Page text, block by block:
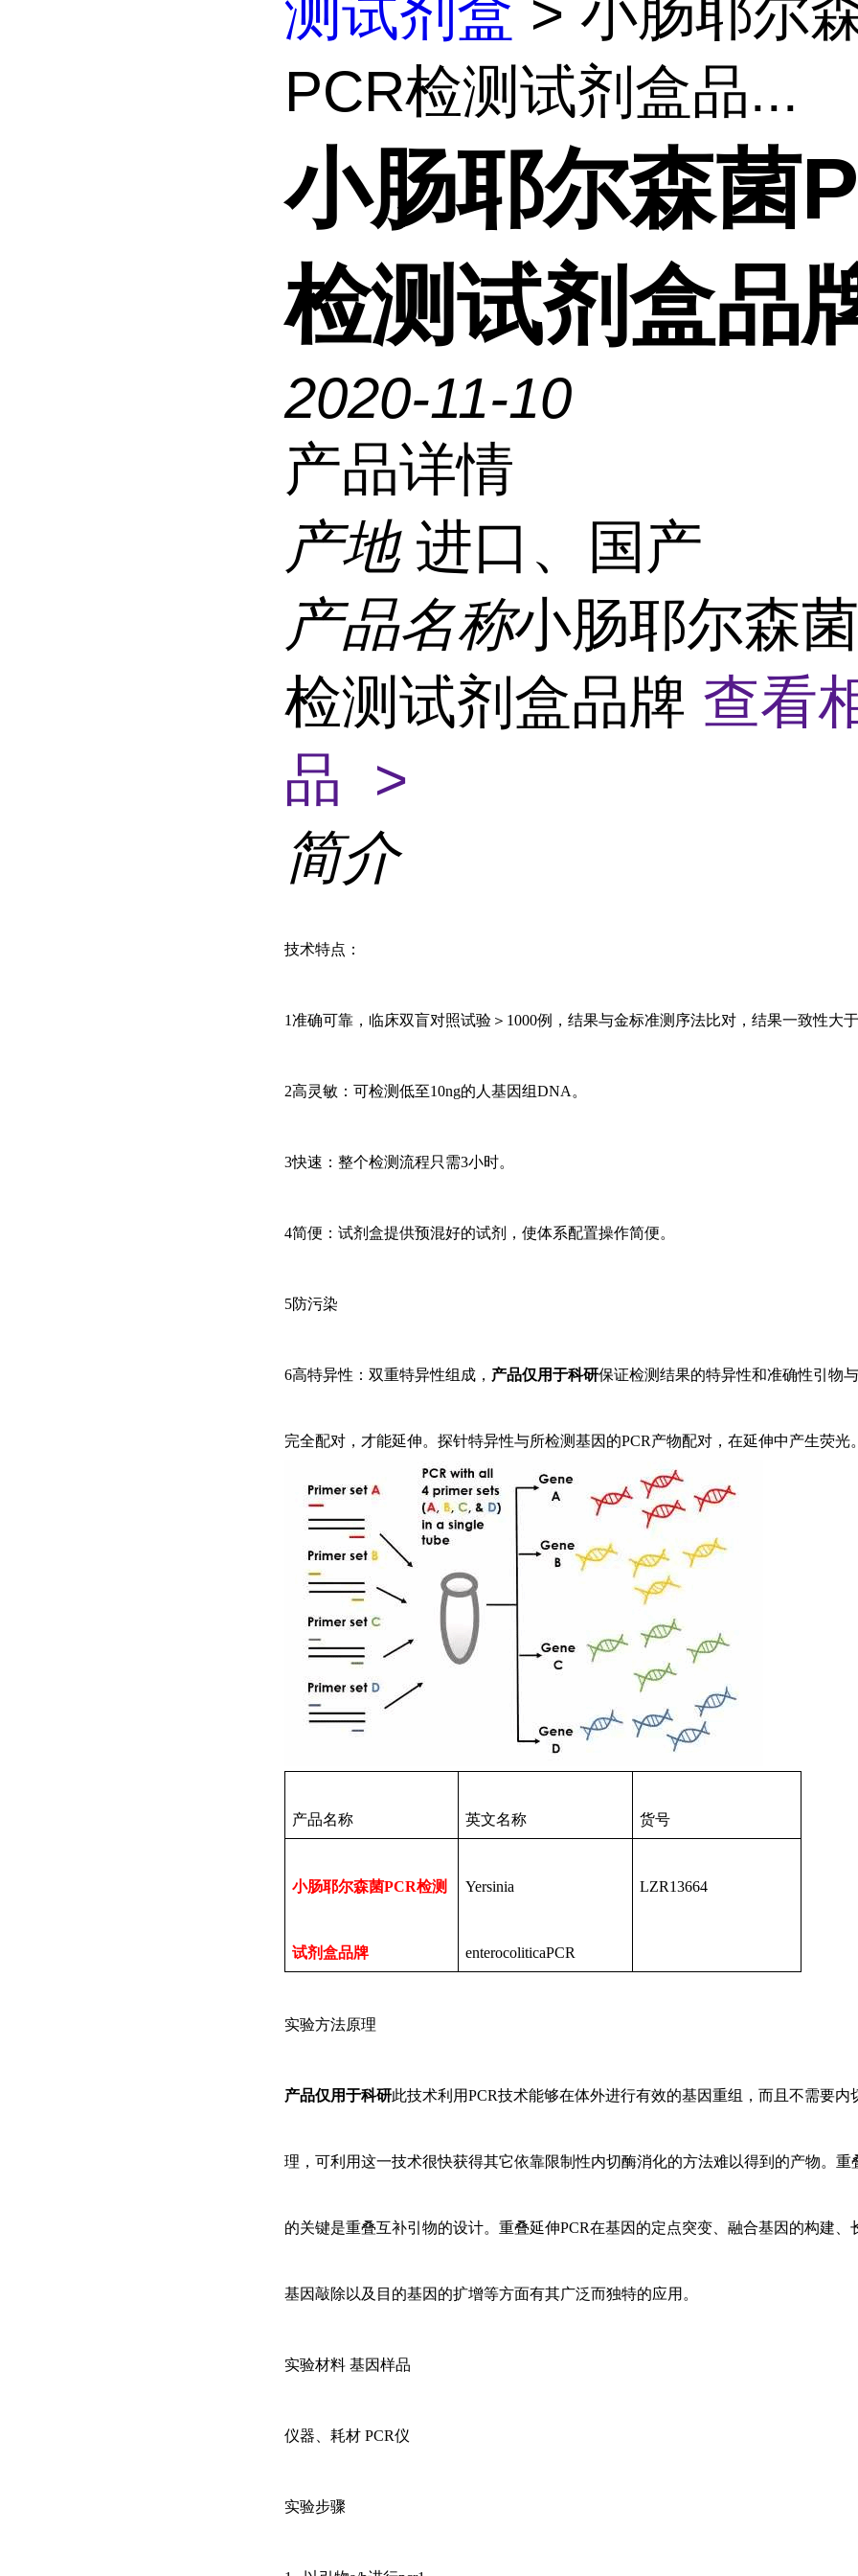
测试剂盒 > 小肠耶尔
PCR检测试剂盒品...
小肠耶尔森菌
检测试剂盒品
2020-11-10
产品详情
产地 进口、国产
产品名称小肠耶尔森
检测试剂盒品牌 查看
品 >
简介
技术特点：
1准确可靠，临床双盲对照试验＞1000例，结果与金标准测序法比对，结果一致性大
2高灵敏：可检测低至10ng的人基因组DNA。
3快速：整个检测流程只需3小时。
4简便：试剂盒提供预混好的试剂，使体系配置操作简便。
5防污染
6高特异性：双重特异性组成， 产品仅用于科研保证检测结果的特异性和准确性引物与
完全配对，才能延伸。探针特异性与所检测基因的PCR产物配对，在延伸中产生荧光
产品名称 英文名称 货号
小肠耶尔森菌PCR检测
试剂盒品牌
Yersinia
enterocoliticaPCR
LZR13664
实验方法原理
产品仅用于科研此技术利用PCR技术能够在体外进行有效的基因重组，而且不需要内
理，可利用这一技术很快获得其它依靠限制性内切酶消化的方法难以得到的产物。重
的关键是重叠互补引物的设计。重叠延伸PCR在基因的定点突变、融合基因的构建、
基因敲除以及目的基因的扩增等方面有其广泛而独特的应用。
实验材料 基因样品
仪器、耗材 PCR仪
实验步骤